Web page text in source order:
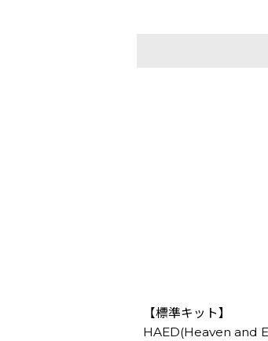
【標準キット】
HAED(Heaven and